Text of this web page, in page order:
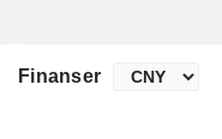
Finanser